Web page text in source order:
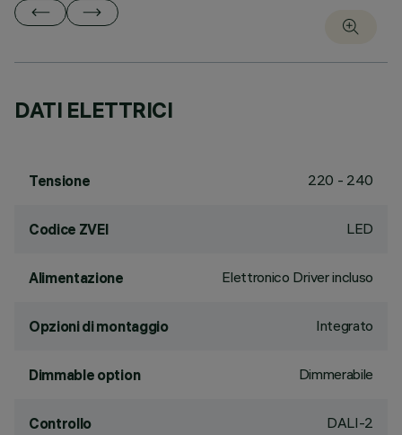
DATI ELETTRICI
Tensione 220 - 240
Codice ZVEI LED
Alimentazione Elettronico Driver incluso
Opzioni di montaggio Integrato
Dimmable option Dimmerabile
Controllo DALI-2